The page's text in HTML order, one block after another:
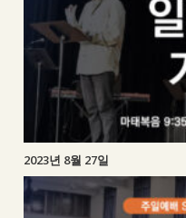
2023년 8월 27일